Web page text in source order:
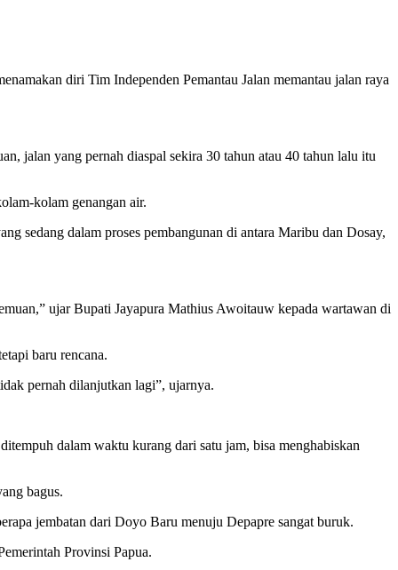
diri Tim Independen Pemantau Jalan memantau jalan raya
jalan yang pernah diaspal sekira 30 tahun atau 40 tahun lalu itu
kolam genangan air.
sedang dalam proses pembangunan di antara Maribu dan Dosay,
ujar Bupati Jayapura Mathius Awoitauw kepada wartawan di
baru rencana.
pernah dilanjutkan lagi”, ujarnya.
dalam waktu kurang dari satu jam, bisa menghabiskan
bagus.
jembatan dari Doyo Baru menuju Depapre sangat buruk.
Provinsi Papua.